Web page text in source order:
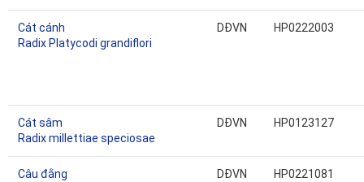
Cát cánh
Radix Platycodi grandiflori
DĐVN HP0222003
Cát sâm
Radix millettiae speciosae
DĐVN HP0123127
Câu đằng
DĐVN HP0221081